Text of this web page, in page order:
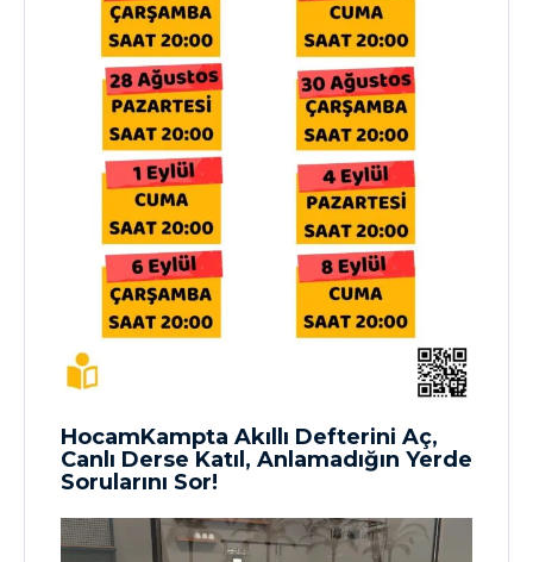
HocamKampta Akıllı Defterini Aç,
Canlı Derse Katıl, Anlamadığın Yerde
Sorularını Sor!